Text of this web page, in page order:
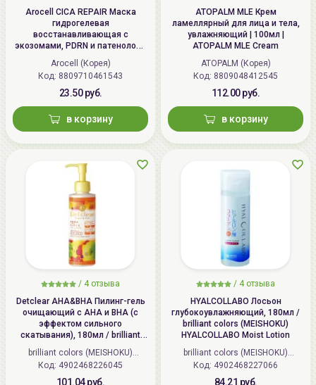
Arocell CICA REPAIR Маска
гидрогелевая
восстанавливающая с
экозомами, PDRN и патенолом |
25г | CICA REPAIR Panthenol Gel
Mask
Arocell (Корея)
Код: 8809710461543
23.50 руб.
в корзину
ATOPALM MLE Крем
ламеллярный для лица и тела,
увлажняющий | 100мл |
ATOPALM MLE Cream
ATOPALM (Корея)
Код: 8809048412545
112.00 руб.
в корзину
/ 4 отзыва
Detclear AHA&BHA Пилинг-гель
очищающий с AHA и BHA (с
эффектом сильного
скатывания), 180мл / brilliant
colors (MEISHOKU) Detclear
Bright&Peel AHA&BHA Fruits
Peeling Jelly
brilliant colors (MEISHOKU)
(Япония)
Код: 4902468226045
101.04 руб.
/ 4 отзыва
HYALCOLLABO Лосьон
глубокоувлажняющий, 180мл /
brilliant colors (MEISHOKU)
HYALCOLLABO Moist Lotion
brilliant colors (MEISHOKU)
(Япония)
Код: 4902468227066
84.21 руб.